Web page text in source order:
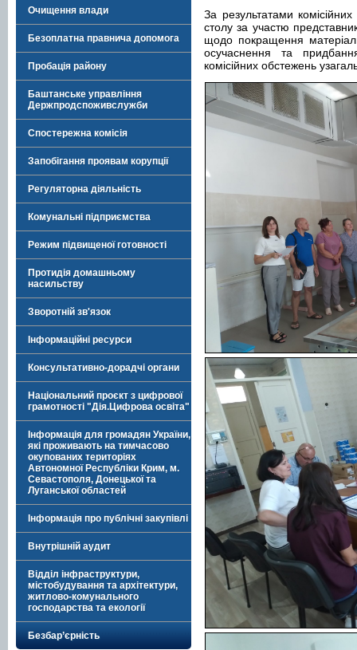
Очищення влади
Безоплатна правнича допомога
Пробація району
Баштанське управління
Держпродспоживслужби
Спостережна комісія
Запобігання проявам корупції
Регуляторна діяльність
Комунальні підприємства
Режим підвищеної готовності
Протидія домашньому
насильству
Зворотній зв'язок
Інформаційні ресурси
Консультативно-дорадчі органи
Національний проєкт з цифрової
грамотності "Дія.Цифрова освіта"
Інформація для громадян України,
які проживають на тимчасово
окупованих територіях
Автономної Республіки Крим, м.
Севастополя, Донецької та
Луганської областей
Інформація про публічні закупівлі
Внутрішній аудит
Відділ інфраструктури,
містобудування та архітектури,
житлово-комунального
господарства та екології
Безбар’єрність
За результатами
столу за участю
щодо покращення
осучаснення та
комісійних обстежень